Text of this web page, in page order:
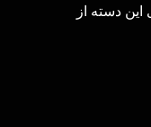
دسته از